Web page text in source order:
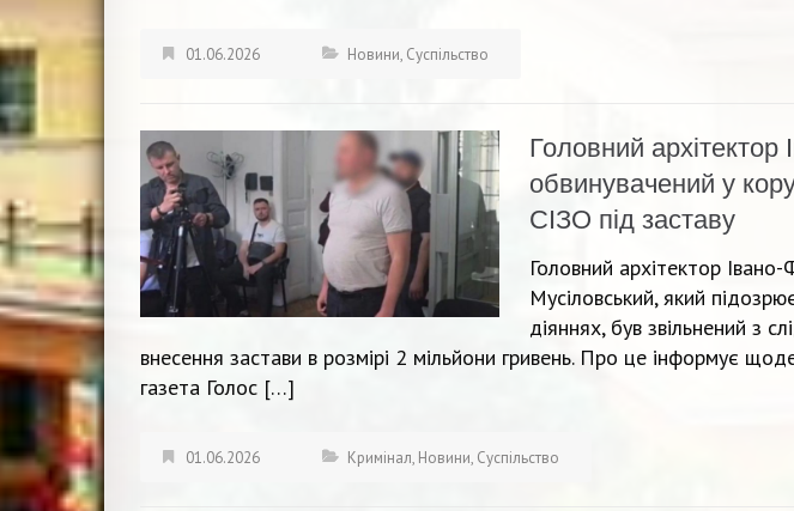
01.06.2026 Новини, Суспільство
Головний архітектор
обвинувачений у
СІЗО під заставу
Головний архітектор Івано-
Мусіловський, який
діяннях, був звільнений з
внесення застави в розмірі 2 мільйони гривень. Про це інформує
газета Голос […]
01.06.2026 Кримінал, Новини, Суспільство